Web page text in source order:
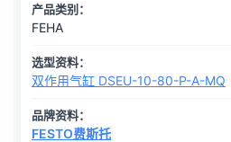
产品类别：
FEHA
选型资料：
双作用气缸 DSEU-10-80-P-A-MQ
品牌资料：
FESTO费斯托